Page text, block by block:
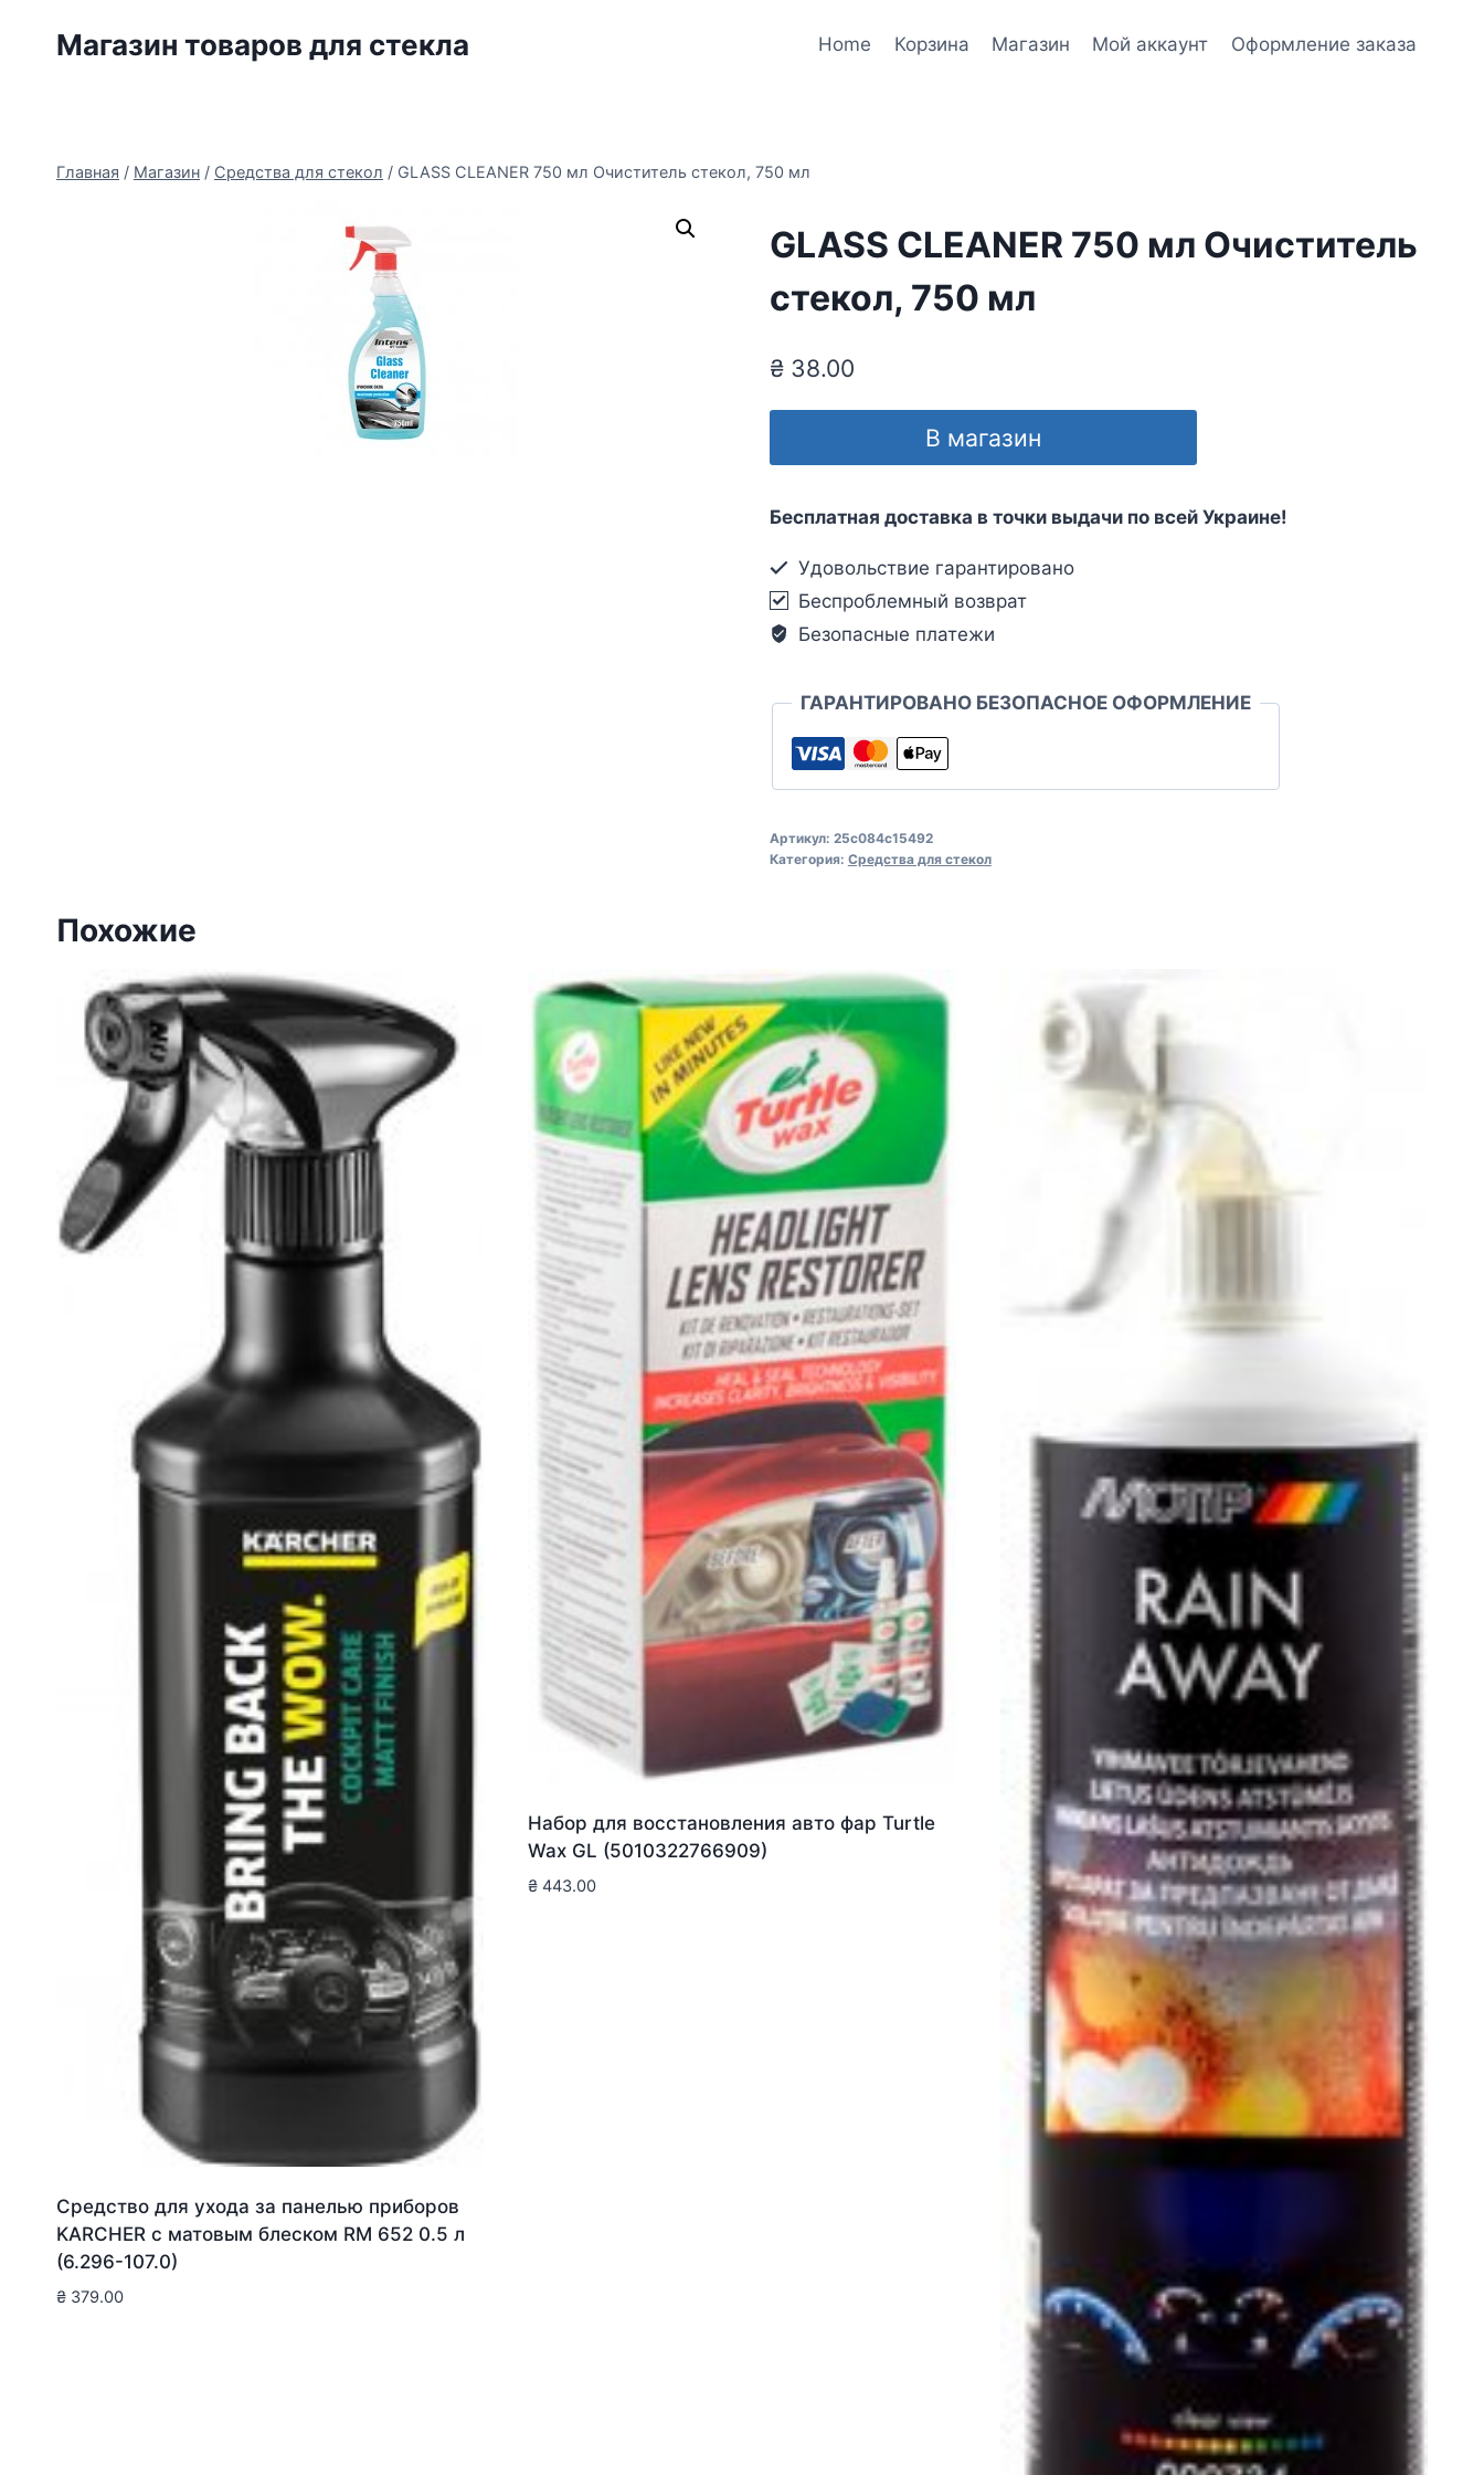
Магазин товаров для стекла Home Корзина Магазин Мой аккаунт Оформление заказа
Главная / Магазин / Средства для стекол / GLASS CLEANER 750 мл Очиститель стекол, 750 мл
GLASS CLEANER 750 мл Очиститель
стекол, 750 мл
₴38.00
В магазин
Бесплатная доставка в точки выдачи по всей Украине!
Удовольствие гарантировано
Беспроблемный возврат
Безопасные платежи
ГАРАНТИРОВАНО БЕЗОПАСНОЕ ОФОРМЛЕНИЕ
Артикул: 25c084c15492
Категория: Средства для стекол
Похожие
Средство для ухода за панелью приборов
KARCHER с матовым блеском RM 652 0.5 л
(6.296-107.0)
₴ 379.00
Набор для восстановления авто фар Turtle
Wax GL (5010322766909)
₴ 443.00